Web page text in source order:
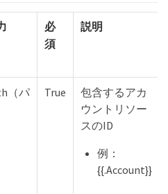
必
須
説明
（パ
True
包含するアカ
ウントリソー
スのID
例：
{{.Account}}